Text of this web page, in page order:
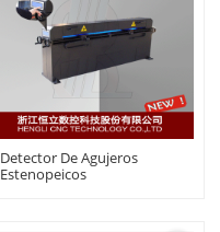
Detector De Agujeros
Estenopeicos